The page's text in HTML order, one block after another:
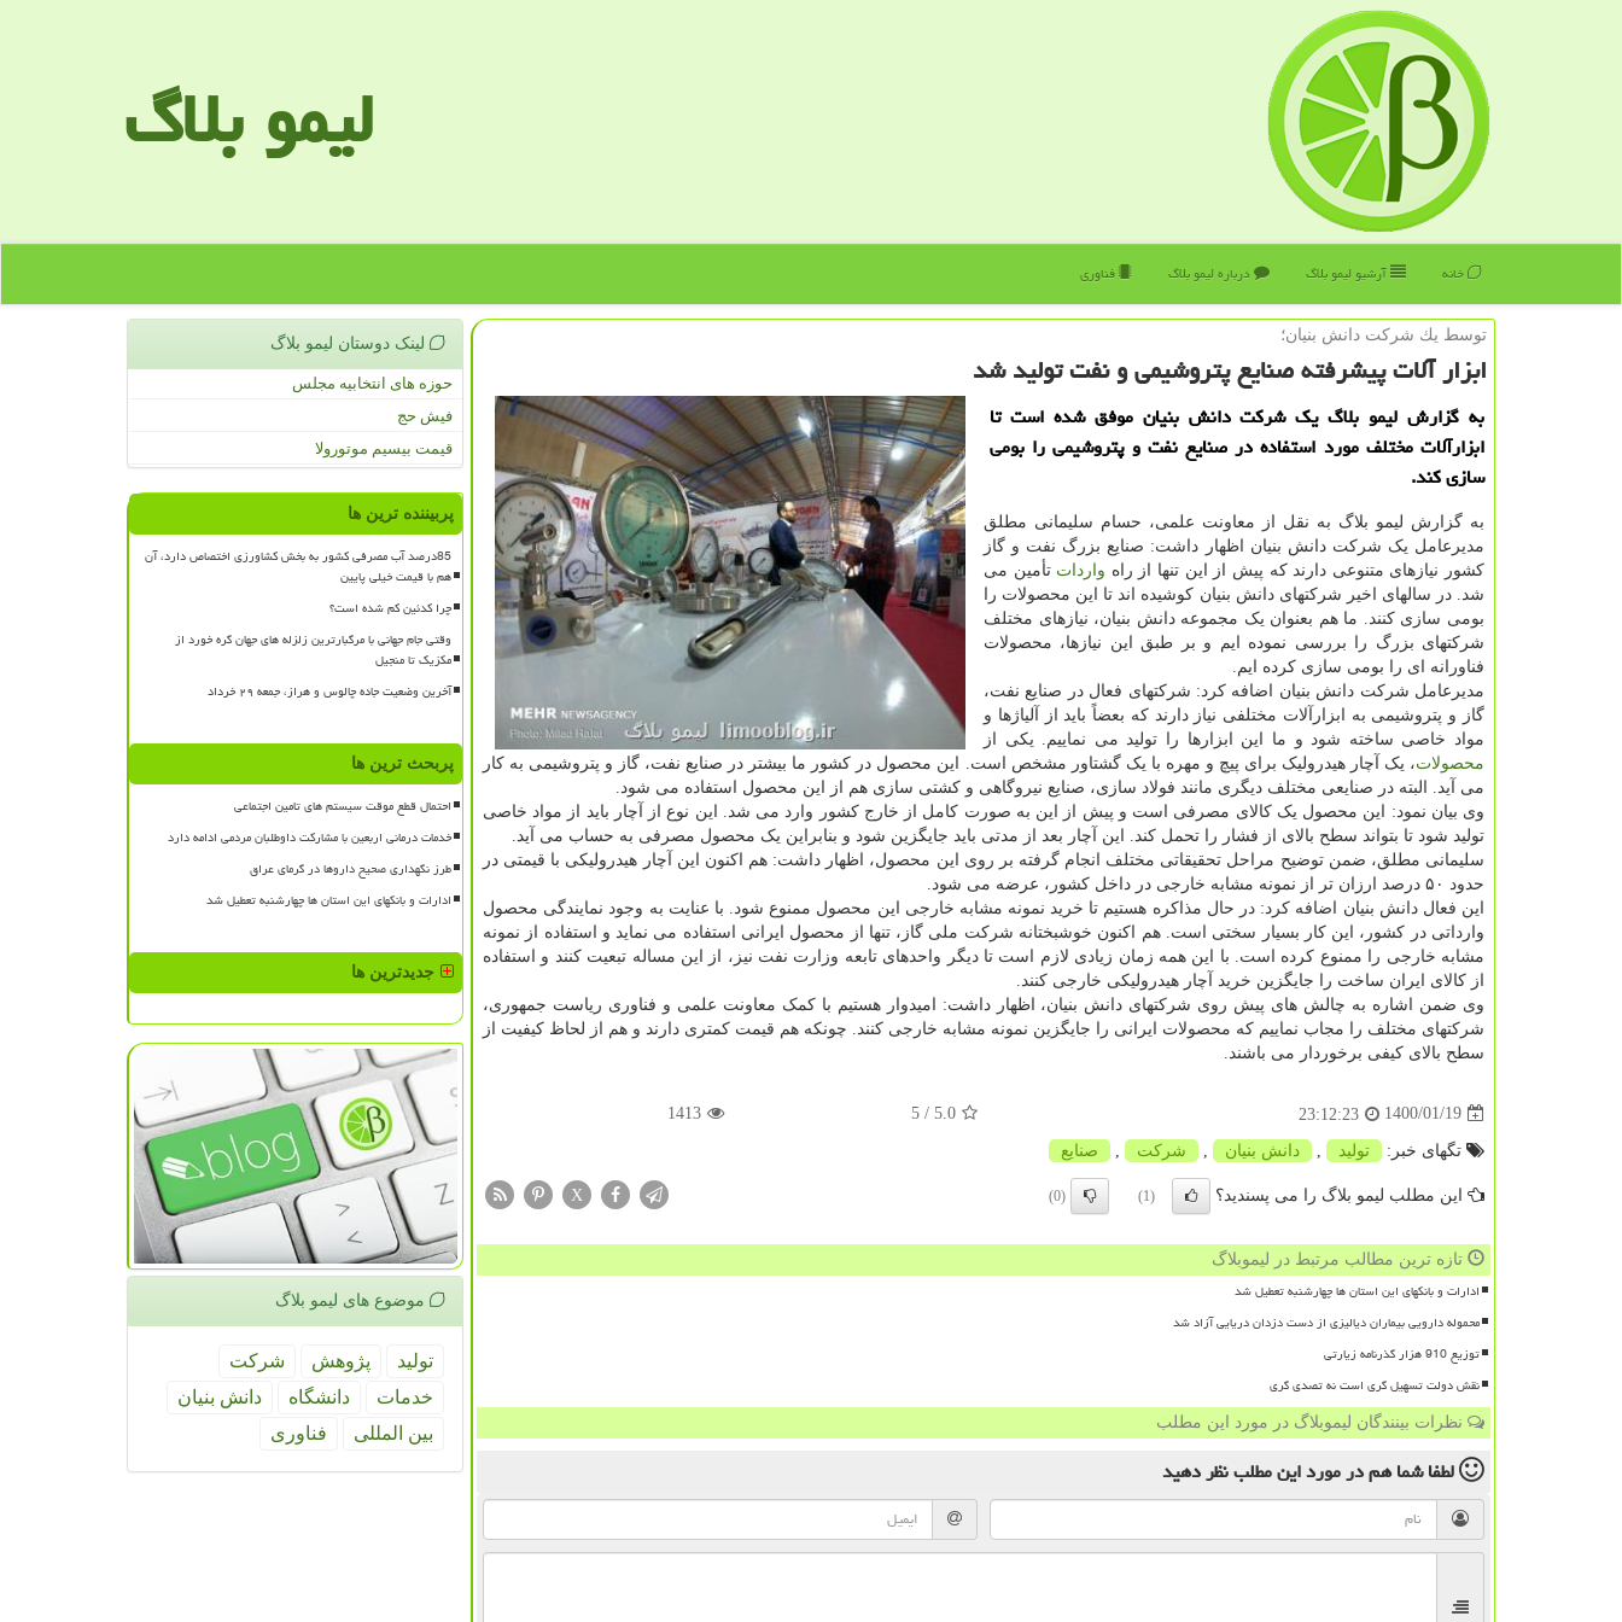
لیمو بلاگ
خانه آرشیو لیمو بلاگ درباره لیمو بلاگ فناوری
توسط یك شركت دانش بنیان؛
ابزار آلات پیشرفته صنایع پتروشیمی و نفت تولید شد
به گزارش لیمو بلاگ یک شرکت دانش بنیان موفق شده است تا
ابزارآلات مختلف مورد استفاده در صنایع نفت و پتروشیمی را بومی
سازی کند.
به گزارش لیمو بلاگ به نقل از معاونت علمی، حسام سلیمانی مطلق
مدیرعامل یک شرکت دانش بنیان اظهار داشت: صنایع بزرگ نفت و گاز
کشور نیازهای متنوعی دارند که پیش از این تنها از راه واردات تأمین می
شد. در سالهای اخیر شرکتهای دانش بنیان کوشیده اند تا این محصولات را
بومی سازی کنند. ما هم بعنوان یک مجموعه دانش بنیان، نیازهای مختلف
شرکتهای بزرگ را بررسی نموده ایم و بر طبق این نیازها، محصولات
فناورانه ای را بومی سازی کرده ایم.
مدیرعامل شرکت دانش بنیان اضافه کرد: شرکتهای فعال در صنایع نفت،
گاز و پتروشیمی به ابزارآلات مختلفی نیاز دارند که بعضاً باید از آلیاژها و
مواد خاصی ساخته شود و ما این ابزارها را تولید می نماییم. یکی از
محصولات، یک آچار هیدرولیک برای پیچ و مهره با یک گشتاور مشخص است. این محصول در کشور ما بیشتر در صنایع نفت، گاز و پتروشیمی به کار
می آید. البته در صنایعی مختلف دیگری مانند فولاد سازی، صنایع نیروگاهی و کشتی سازی هم از این محصول استفاده می شود.
وی بیان نمود: این محصول یک کالای مصرفی است و پیش از این به صورت کامل از خارج کشور وارد می شد. این نوع از آچار باید از مواد خاصی
تولید شود تا بتواند سطح بالای از فشار را تحمل کند. این آچار بعد از مدتی باید جایگزین شود و بنابراین یک محصول مصرفی به حساب می آید.
سلیمانی مطلق، ضمن توضیح مراحل تحقیقاتی مختلف انجام گرفته بر روی این محصول، اظهار داشت: هم اکنون این آچار هیدرولیکی با قیمتی در
حدود ۵۰ درصد ارزان تر از نمونه مشابه خارجی در داخل کشور، عرضه می شود.
این فعال دانش بنیان اضافه کرد: در حال مذاکره هستیم تا خرید نمونه مشابه خارجی این محصول ممنوع شود. با عنایت به وجود نمایندگی محصول
وارداتی در کشور، این کار بسیار سختی است. هم اکنون خوشبختانه شرکت ملی گاز، تنها از محصول ایرانی استفاده می نماید و استفاده از نمونه
مشابه خارجی را ممنوع کرده است. با این همه زمان زیادی لازم است تا دیگر واحدهای تابعه وزارت نفت نیز، از این مساله تبعیت کنند و استفاده
از کالای ایران ساخت را جایگزین خرید آچار هیدرولیکی خارجی کنند.
وی ضمن اشاره به چالش های پیش روی شرکتهای دانش بنیان، اظهار داشت: امیدوار هستیم با کمک معاونت علمی و فناوری ریاست جمهوری،
شرکتهای مختلف را مجاب نماییم که محصولات ایرانی را جایگزین نمونه مشابه خارجی کنند. چونکه هم قیمت کمتری دارند و هم از لحاظ کیفیت از
سطح بالای کیفی برخوردار می باشند.
1400/01/19
23:12:23
5.0
/ 5
1413
تگهای خبر: تولید دانش بنیان شركت صنایع
این مطلب لیمو بلاگ را می پسندید؟ (1)
(0)
X
تازه ترین مطالب مرتبط در لیموبلاگ
ادارات و بانکهای این استان ها چهارشنبه تعطیل شد
محموله دارویی بیماران دیالیزی از دست دزدان دریایی آزاد شد
توزیع 910 هزار گذرنامه زیارتی
نقش دولت تسهیل گری است نه تصدی گری
نظرات بینندگان لیموبلاگ در مورد این مطلب
لطفا شما همدر مورد این مطلبنظر دهید
لینک دوستان لیمو بلاگ
حوزه های انتخابیه مجلس
فیش حج
قیمت بیسیم موتورولا
پربیننده ترین ها
85درصد آب مصرفی کشور به بخش کشاورزی اختصاص دارد، آن
هم با قیمت خیلی پایین
چرا کدئین کم شده است؟
وقتی جام جهانی با مرگبارترین زلزله های جهان گره خورد از
مکزیک تا منجیل
آخرین وضعیت جاده چالوس و هراز، جمعه ۲۹ خرداد
پربحث ترین ها
احتمال قطع موقت سیستم های تامین اجتماعی
خدمات درمانی اربعین با مشارکت داوطلبان مردمی ادامه دارد
طرز نگهداری صحیح داروها در گرمای عراق
ادارات و بانکهای این استان ها چهارشنبه تعطیل شد
جدیدترین ها
موضوع های لیمو بلاگ
تولید پژوهش
شركت
خدمات
دانشگاه
دانش بنیان
بین المللی
فناوری